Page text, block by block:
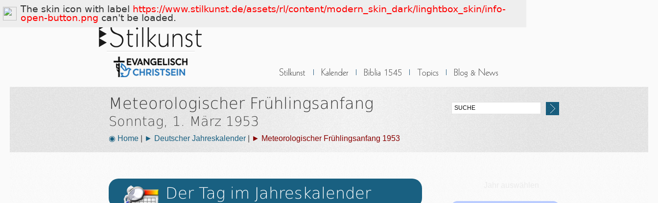
Meteorologischer Frühlingsanfang
Sonntag, 1. März 1953
◉ Home ► Deutscher Jahreskalender ► Meteorologischer Frühlingsanfang 1953
Der Tag im Jahreskalender
The skin icon with label
https://www.stilkunst.de/assets/rl/content/modern_skin_dark/linghtbox_skin/info-
open-button.png can't be loaded.